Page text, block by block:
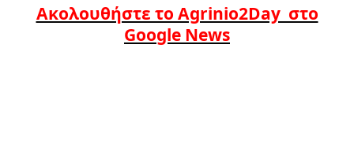
Ακολουθήστε το Agrinio2Day στο
Google News